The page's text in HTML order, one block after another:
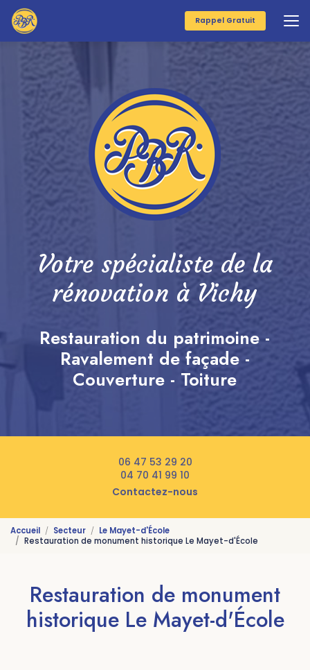
Aller
au
contenu
principal
Rappel Gratuit
Votre spécialiste de la
rénovation à Vichy
Restauration du patrimoine -
Ravalement de façade -
Couverture - Toiture
06 47 53 29 20
04 70 41 99 10
Contactez-nous
Accueil Secteur
Le Mayet-d'École
Restauration de monument historique Le Mayet-d'École
Restauration de monument
historique Le Mayet-d'École